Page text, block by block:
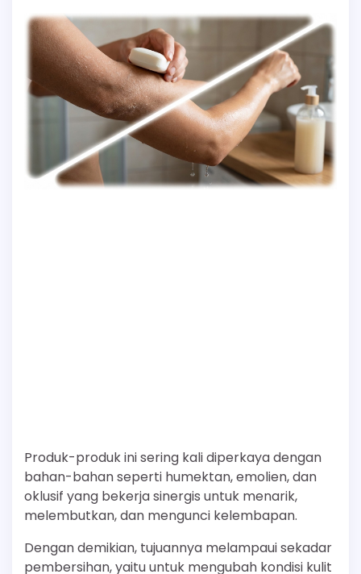
Produk-produk ini sering kali diperkaya dengan
bahan-bahan seperti humektan, emolien, dan
oklusif yang bekerja sinergis untuk menarik,
melembutkan, dan mengunci kelembapan.
Dengan demikian, tujuannya melampaui sekadar
pembersihan, yaitu untuk mengubah kondisi kulit